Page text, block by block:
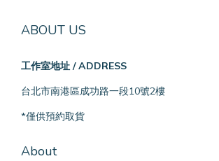
ABOUT US
工作室地址 / ADDRESS
台北市南港區成功路一段10號2樓
*僅供預約取貨
About